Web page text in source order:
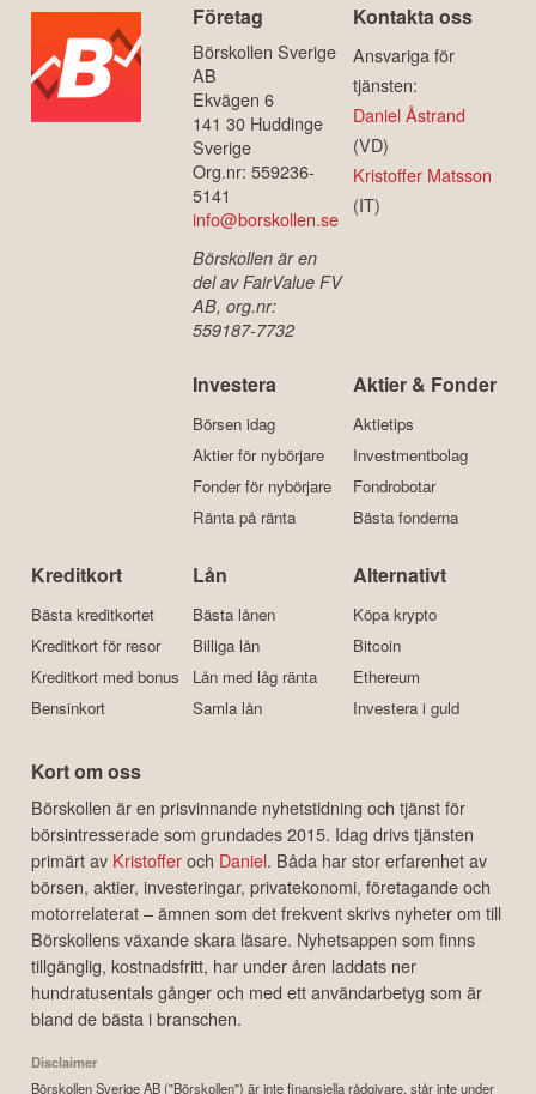
Företag
Börskollen Sverige
AB
Ekvägen 6
141 30 Huddinge
Sverige
Org.nr: 559236-
5141
info@borskollen.se
Börskollen är en
del av FairValue FV
AB, org.nr:
559187-7732
Kontakta oss
Ansvariga för
tjänsten:
Daniel Åstrand
(VD)
Kristoffer Matsson
(IT)
Investera
Börsen idag
Aktier för nybörjare
Fonder för nybörjare
Ränta på ränta
Aktier & Fonder
Aktietips
Investmentbolag
Fondrobotar
Bästa fonderna
Kreditkort
Bästa kreditkortet
Kreditkort för resor
Kreditkort med bonus
Bensinkort
Lån
Bästa lånen
Billiga lån
Lån med låg ränta
Samla lån
Alternativt
Köpa krypto
Bitcoin
Ethereum
Investera i guld
Kort om oss
Börskollen är en prisvinnande nyhetstidning och tjänst för
börsintresserade som grundades 2015. Idag drivs tjänsten
primärt av Kristofferoch Daniel. Båda har stor erfarenhet av
börsen, aktier, investeringar, privatekonomi, företagande och
motorrelaterat – ämnen som det frekvent skrivs nyheter om till
Börskollens växande skara läsare. Nyhetsappen som finns
tillgänglig, kostnadsfritt, har under åren laddats ner
hundratusentals gånger och med ett användarbetyg som är
bland de bästa i branschen.
Disclaimer
Börskollen Sverige AB ("Börskollen") är inte finansiella rådgivare, står inte under